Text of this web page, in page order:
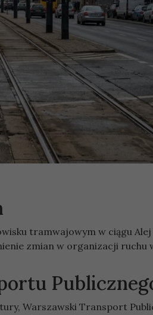
tramwajowym w ciągu Alej
zmian w organizacji ruchu
Warszawski Transport